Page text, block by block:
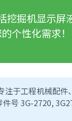
掘机显示屏
个性化需求！
于工程机械配件
号 3G-2720,